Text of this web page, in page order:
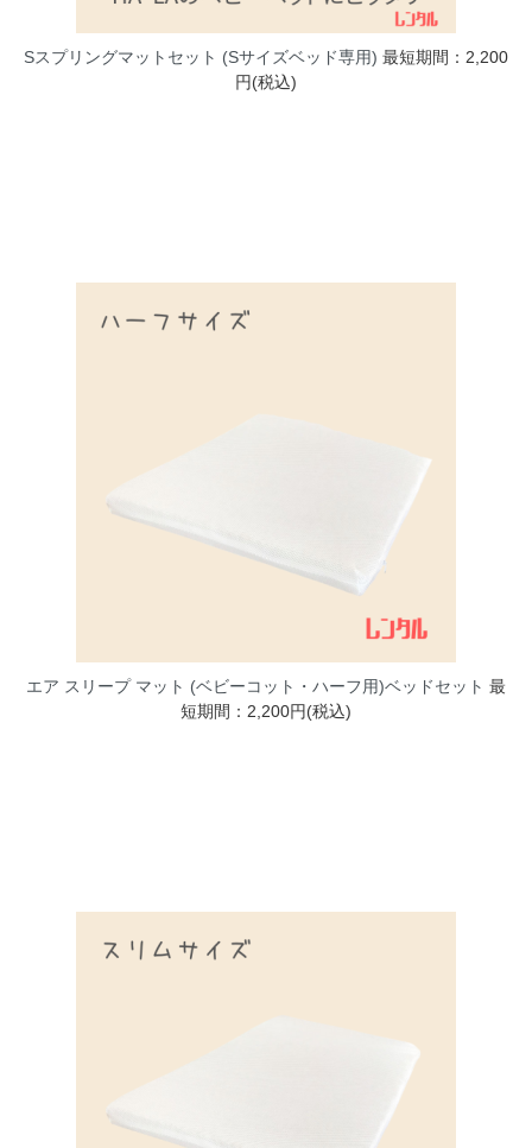
Sスプリングマットセット (Sサイズベッド専用) 最短期間：2,200
円(税込)
エア スリープ マット (ベビーコット・ハーフ用)ベッドセット 最
短期間：2,200円(税込)